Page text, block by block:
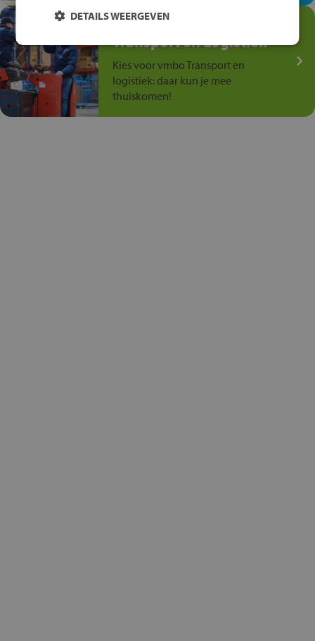
Jouw talent in de
Transport en Logistiek
Kies voor vmbo Transport en
logistiek: daar kun je mee
thuiskomen!
DETAILS WEERGEVEN